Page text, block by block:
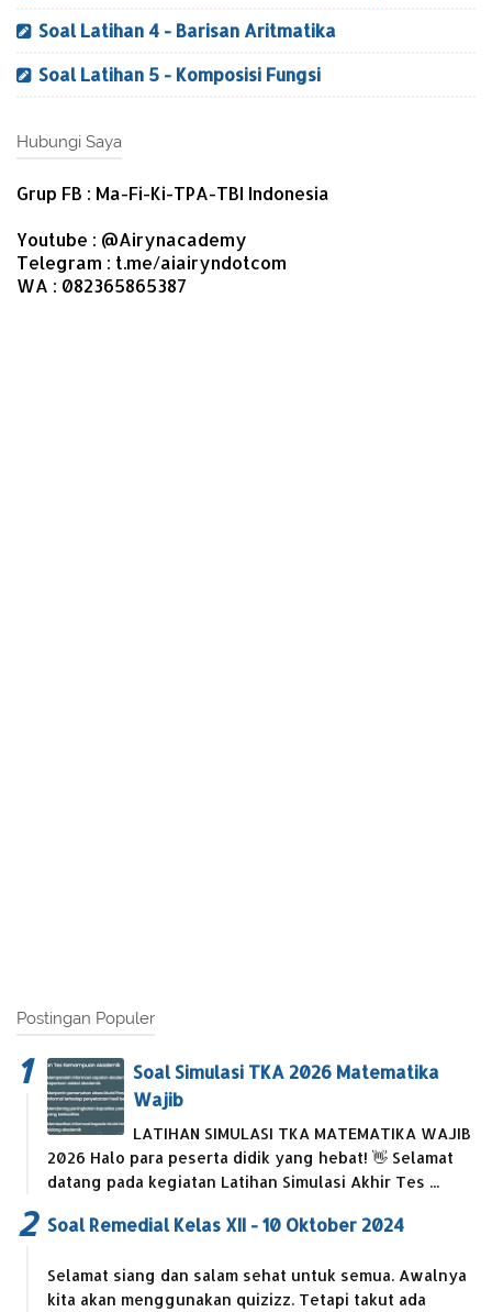
Soal Latihan 4 - Barisan Aritmatika
Soal Latihan 5 - Komposisi Fungsi
Hubungi Saya
Grup FB : Ma-Fi-Ki-TPA-TBI Indonesia
Youtube : @Airynacademy
Telegram : t.me/aiairyndotcom
WA : 082365865387
Postingan Populer
Soal Simulasi TKA 2026 Matematika
Wajib
LATIHAN SIMULASI TKA MATEMATIKA WAJIB
2026 Halo para peserta didik yang hebat! 👋 Selamat
datang pada kegiatan Latihan Simulasi Akhir Tes ...
Soal Remedial Kelas XII - 10 Oktober 2024
Selamat siang dan salam sehat untuk semua. Awalnya
kita akan menggunakan quizizz. Tetapi takut ada